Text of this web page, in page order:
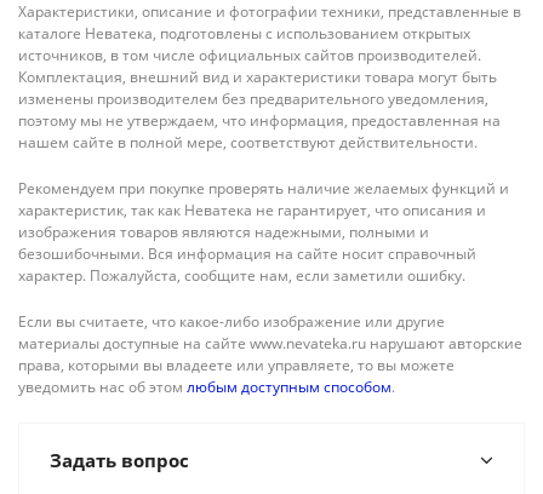
Характеристики, описание и фотографии техники, представленные в
каталоге Неватека, подготовлены с использованием открытых
источников, в том числе официальных сайтов производителей.
Комплектация, внешний вид и характеристики товара могут быть
изменены производителем без предварительного уведомления,
поэтому мы не утверждаем, что информация, предоставленная на
нашем сайте в полной мере, соответствуют действительности.
Рекомендуем при покупке проверять наличие желаемых функций и
характеристик, так как Неватека не гарантирует, что описания и
изображения товаров являются надежными, полными и
безошибочными. Вся информация на сайте носит справочный
характер. Пожалуйста, сообщите нам, если заметили ошибку.
Если вы считаете, что какое-либо изображение или другие
материалы доступные на сайте www.nevateka.ru нарушают авторские
права, которыми вы владеете или управляете, то вы можете
уведомить нас об этом любым доступным способом.
Задать вопрос